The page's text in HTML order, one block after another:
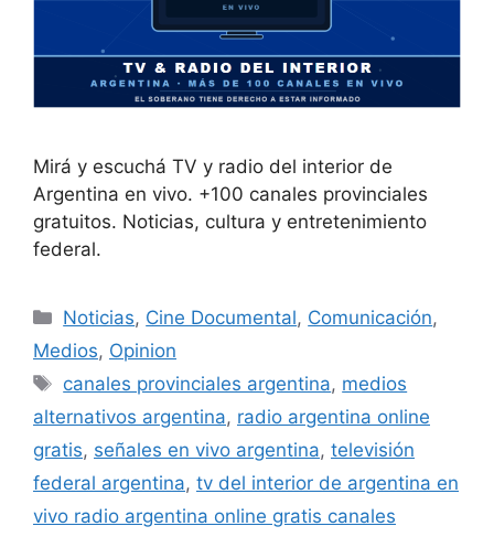
Mirá y escuchá TV y radio del interior de
Argentina en vivo. +100 canales provinciales
gratuitos. Noticias, cultura y entretenimiento
federal.
Noticias, Cine Documental, Comunicación,
Medios, Opinion
canales provinciales argentina, medios
alternativos argentina, radio argentina online
gratis, señales en vivo argentina, televisión
federal argentina, tv del interior de argentina en
vivo radio argentina online gratis canales